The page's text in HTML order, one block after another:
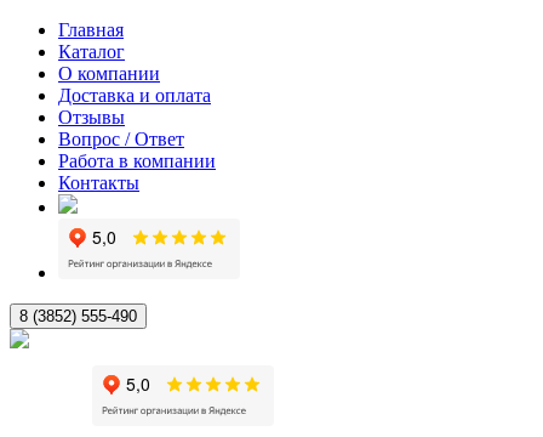
Главная
Каталог
О компании
Доставка и оплата
Отзывы
Вопрос / Ответ
Работа в компании
Контакты
8 (3852) 555-490